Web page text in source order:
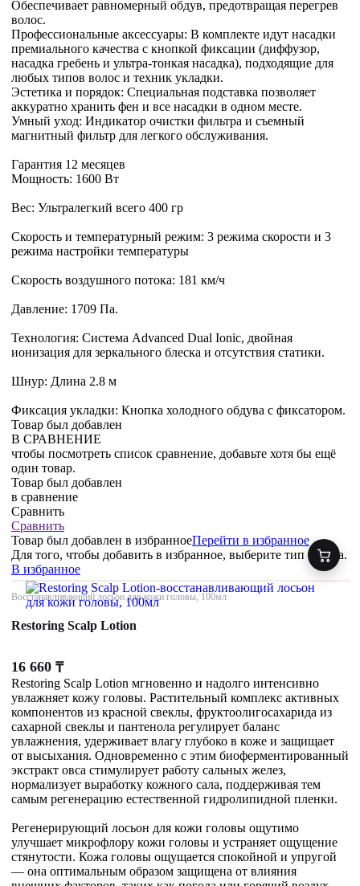
Обеспечивает равномерный обдув, предотвращая перегрев
волос.
Профессиональные аксессуары: В комплекте идут насадки
премиального качества с кнопкой фиксации (диффузор,
насадка гребень и ультра-тонкая насадка), подходящие для
любых типов волос и техник укладки.
Эстетика и порядок: Специальная подставка позволяет
аккуратно хранить фен и все насадки в одном месте.
Умный уход: Индикатор очистки фильтра и съемный
магнитный фильтр для легкого обслуживания.
Гарантия 12 месяцев
Мощность: 1600 Вт
Вес: Ультралегкий всего 400 гр
Скорость и температурный режим: 3 режима скорости и 3
режима настройки температуры
Скорость воздушного потока: 181 км/ч
Давление: 1709 Па.
Технология: Система Advanced Dual Ionic, двойная
ионизация для зеркального блеска и отсутствия статики.
Шнур: Длина 2.8 м
Фиксация укладки: Кнопка холодного обдува с фиксатором.
Товар был добавлен
В СРАВНЕНИЕ
чтобы посмотреть список сравнение, добавьте хотя бы ещё
один товар.
Товар был добавлен
в сравнение
Сравнить
Сравнить
Товар был добавлен в избранноеПерейти в избранное
Для того, чтобы добавить в избранное, выберите тип товара.
В избранное
Восстанавливающий лосьон для кожи головы, 100мл
Restoring Scalp Lotion
16 660 ₸
Restoring Scalp Lotion мгновенно и надолго интенсивно
увлажняет кожу головы. Растительный комплекс активных
компонентов из красной свеклы, фруктоолигосахарида из
сахарной свеклы и пантенола регулирует баланс
увлажнения, удерживает влагу глубоко в коже и защищает
от высыхания. Одновременно с этим биоферментированный
экстракт овса стимулирует работу сальных желез,
нормализует выработку кожного сала, поддерживая тем
самым регенерацию естественной гидролипидной пленки.
Регенерирующий лосьон для кожи головы ощутимо
улучшает микрофлору кожи головы и устраняет ощущение
стянутости. Кожа головы ощущается спокойной и упругой
— она оптимальным образом защищена от влияния